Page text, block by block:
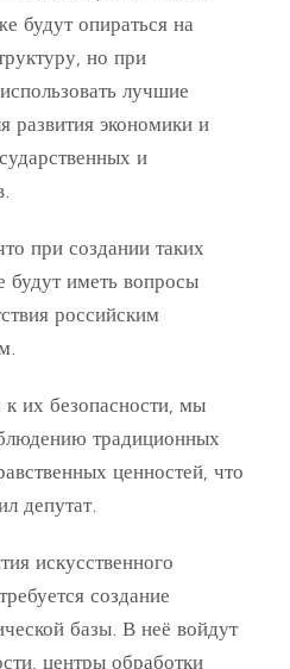
будут опираться на
но при
лучшие
развития экономики и
и
при создании таких
будут иметь вопросы
российским
их безопасности, мы
традиционных
ценностей, что
депутат.
искусственного
создание
базы. В неё войдут
центры обработки